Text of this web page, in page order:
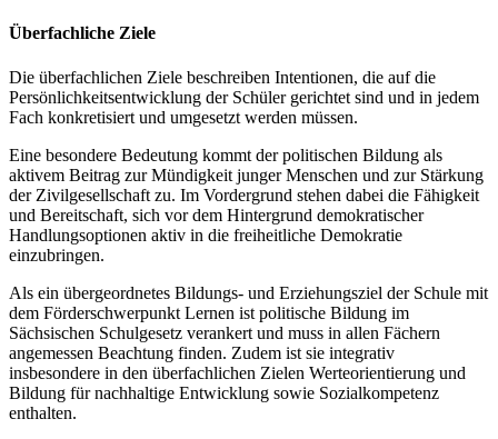
Überfachliche Ziele
Die überfachlichen Ziele beschreiben Intentionen, die auf die
Persönlichkeitsentwicklung der Schüler gerichtet sind und in jedem
Fach konkretisiert und umgesetzt werden müssen.
Eine besondere Bedeutung kommt der politischen Bildung als
aktivem Beitrag zur Mündigkeit junger Menschen und zur Stärkung
der Zivilgesellschaft zu. Im Vordergrund stehen dabei die Fähigkeit
und Bereitschaft, sich vor dem Hintergrund demokratischer
Handlungsoptionen aktiv in die freiheitliche Demokratie
einzubringen.
Als ein übergeordnetes Bildungs- und Erziehungsziel der Schule mit
dem Förderschwerpunkt Lernen ist politische Bildung im
Sächsischen Schulgesetz verankert und muss in allen Fächern
angemessen Beachtung finden. Zudem ist sie integrativ
insbesondere in den überfachlichen Zielen Werteorientierung und
Bildung für nachhaltige Entwicklung sowie Sozialkompetenz
enthalten.